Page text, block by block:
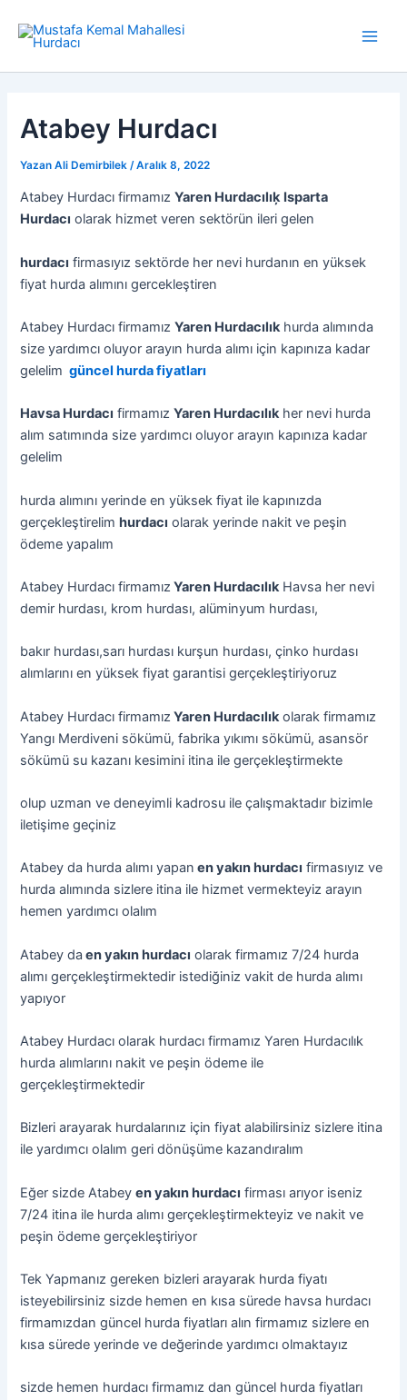
atla
Atabey Hurdacı
Yazan Ali Demirbilek /Aralık 8, 2022
Atabey Hurdacı firmamızYaren Hurdacılıķ Isparta
Hurdacı olarak hizmet veren sektörün ileri gelen
hurdacı firmasıyız sektörde her nevi hurdanın en yüksek
fiyat hurda alımını gercekleştiren
Atabey Hurdacı firmamızYaren Hurdacılıkhurda alımında
size yardımcı oluyor arayın hurda alımı için kapınıza kadar
gelelim güncel hurda fiyatları
Havsa Hurdacı firmamızYaren Hurdacılıkher nevi hurda
alım satımında size yardımcı oluyor arayın kapınıza kadar
gelelim
hurda alımını yerinde en yüksek fiyat ile kapınızda
gerçekleştirelimhurdacı olarak yerinde nakit ve peşin
ödeme yapalım
Atabey Hurdacı firmamız Yaren HurdacılıkHavsa her nevi
demir hurdası, krom hurdası, alüminyum hurdası,
bakır hurdası,sarı hurdası kurşun hurdası, çinko hurdası
alımlarını en yüksek fiyat garantisi gerçekleştiriyoruz
Atabey Hurdacı firmamız Yaren Hurdacılıkolarak firmamız
Yangı Merdiveni sökümü, fabrika yıkımı sökümü, asansör
sökümü su kazanı kesimini itina ile gerçekleştirmekte
olup uzman ve deneyimli kadrosu ile çalışmaktadır bizimle
iletişime geçiniz
Atabey da hurda alımı yapan en yakın hurdacı firmasıyız ve
hurda alımında sizlere itina ile hizmet vermekteyiz arayın
hemen yardımcı olalım
Atabey da en yakın hurdacı olarak firmamız 7/24 hurda
alımı gerçekleştirmektedir istediğiniz vakit de hurda alımı
yapıyor
Atabey Hurdacı olarak hurdacı firmamız Yaren Hurdacılık
hurda alımlarını nakit ve peşin ödeme ile
gerçekleştirmektedir
Bizleri arayarak hurdalarınız için fiyat alabilirsiniz sizlere itina
ile yardımcı olalım geri dönüşüme kazandıralım
Eğer sizde Atabeyen yakın hurdacı firması arıyor iseniz
7/24 itina ile hurda alımı gerçekleştirmekteyiz ve nakit ve
peşin ödeme gerçekleştiriyor
Tek Yapmanız gereken bizleri arayarak hurda fiyatı
isteyebilirsiniz sizde hemen en kısa sürede havsa hurdacı
firmamızdan güncel hurda fiyatları alın firmamız sizlere en
kısa sürede yerinde ve değerinde yardımcı olmaktayız
sizde hemen hurdacı firmamız dan güncel hurda fiyatları